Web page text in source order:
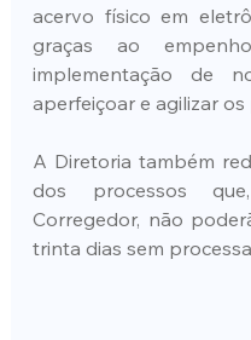
acervo físico em
graças ao
implementação de
aperfeiçoar e agilizar
A Diretoria também
dos processos
Corregedor, não
trinta dias sem